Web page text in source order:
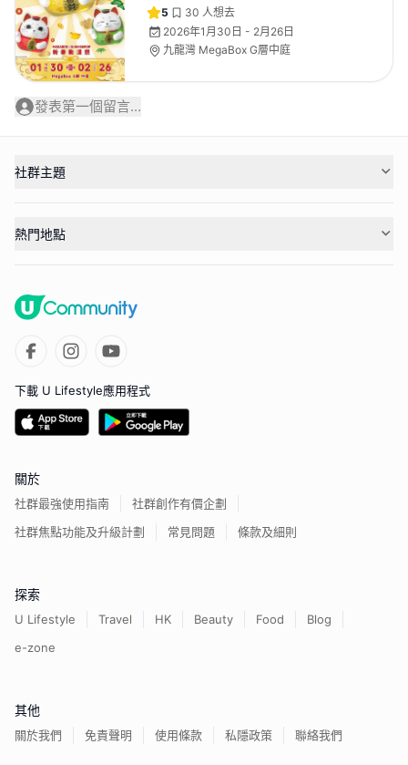
5 30 人想去
2026年1月30日 - 2月26日
九龍灣 MegaBox G層中庭
發表第一個留言...
社群主題
熱門地點
下載 U Lifestyle應用程式
關於
社群最強使用指南
社群創作有價企劃
社群焦點功能及升級計劃
常見問題 條款及細則
探索
U Lifestyle Travel HK Beauty Food
Blog
e-zone
其他
關於我們 免責聲明 使用條款 私隱政策 聯絡我們